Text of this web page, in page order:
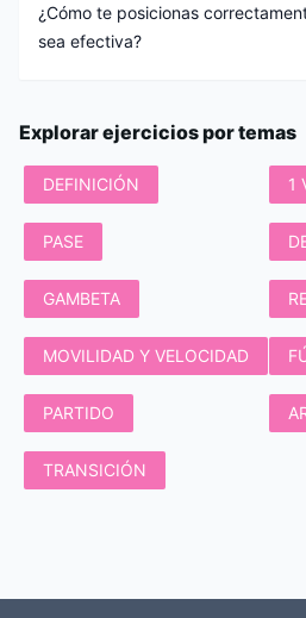
¿Cómo te posicionas
sea efectiva?
Explorar ejercicios por temas
DEFINICIÓN 1
PASE
GAMBETA
MOVILIDAD Y VELOCIDAD
PARTIDO
TRANSICIÓN